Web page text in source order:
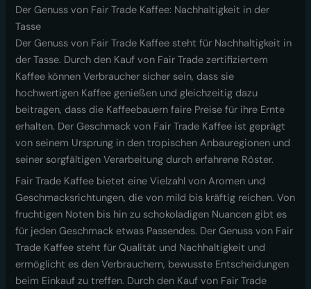
Der Genuss von Fair Trade Kaffee: Nachhaltigkeit in der
Tasse
Der Genuss von Fair Trade Kaffee steht für Nachhaltigkeit in
der Tasse. Durch den Kauf von Fair Trade zertifiziertem
Kaffee können Verbraucher sicher sein, dass sie
hochwertigen Kaffee genießen und gleichzeitig dazu
beitragen, dass die Kaffeebauern faire Preise für ihre Ernte
erhalten. Der Geschmack von Fair Trade Kaffee ist geprägt
von seinem Ursprung in den tropischen Anbauregionen und
seiner sorgfältigen Verarbeitung durch erfahrene Röster.
Fair Trade Kaffee bietet eine Vielzahl von Aromen und
Geschmacksrichtungen, die von mild bis kräftig reichen. Von
fruchtigen Noten bis hin zu schokoladigen Nuancen gibt es
für jeden Geschmack etwas Passendes. Der Genuss von Fair
Trade Kaffee steht für Qualität und Nachhaltigkeit und
ermöglicht es den Verbrauchern, bewusste Entscheidungen
beim Einkauf zu treffen. Durch den Kauf von Fair Trade